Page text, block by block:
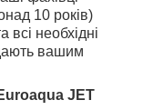
10 років)
всі необхідні
вашим
JET